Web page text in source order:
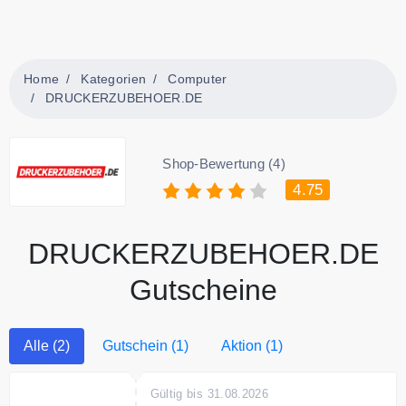
Home Kategorien
Computer
DRUCKERZUBEHOER.DE
Shop-Bewertung (4)
4.75
DRUCKERZUBEHOER.DE
Gutscheine
Alle (2) Gutschein (1) Aktion (1)
Gültig bis 31.08.2026